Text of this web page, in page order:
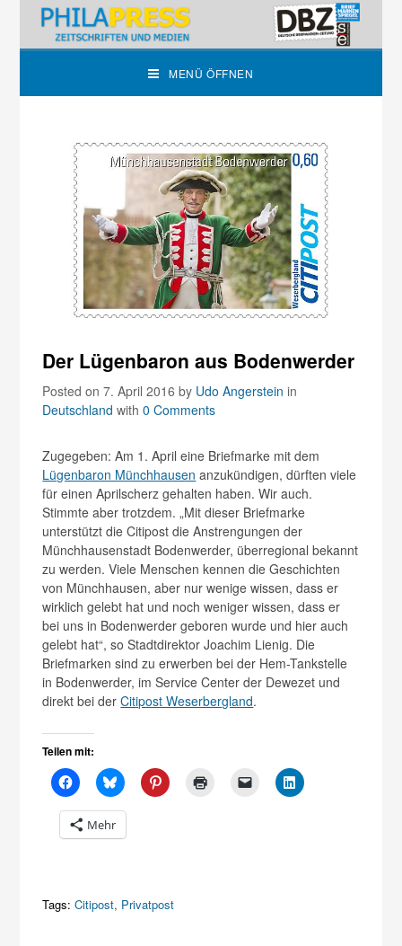
MENÜ ÖFFNEN
Der Lügenbaron aus Bodenwerder
Posted on 7. April 2016by Udo Angerstein in
Deutschland with0 Comments
Zugegeben: Am 1. April eine Briefmarke mit dem
Lügenbaron Münchhausen anzukündigen, dürften viele
für einen Aprilscherz gehalten haben. Wir auch.
Stimmte aber trotzdem. „Mit dieser Briefmarke
unterstützt die Citipost die Anstrengungen der
Münchhausenstadt Bodenwerder, überregional bekannt
zu werden. Viele Menschen kennen die Geschichten
von Münchhausen, aber nur wenige wissen, dass er
wirklich gelebt hat und noch weniger wissen, dass er
bei uns in Bodenwerder geboren wurde und hier auch
gelebt hat“, so Stadtdirektor Joachim Lienig. Die
Briefmarken sind zu erwerben bei der Hem-Tankstelle
in Bodenwerder, im Service Center der Dewezet und
direkt bei derCitipost Weserbergland.
Teilen mit:
Mehr
Tags: Citipost, Privatpost